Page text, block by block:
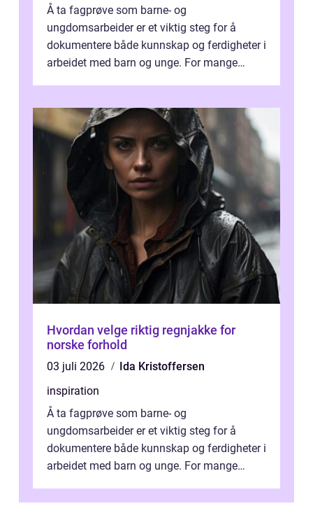
Å ta fagprøve som barne- og
ungdomsarbeider er et viktig steg for å
dokumentere både kunnskap og ferdigheter i
arbeidet med barn og unge. For mange
Hvordan velge riktig regnjakke for
norske forhold
03 juli 2026
Ida Kristoffersen
inspiration
Å ta fagprøve som barne- og
ungdomsarbeider er et viktig steg for å
dokumentere både kunnskap og ferdigheter i
arbeidet med barn og unge. For mange